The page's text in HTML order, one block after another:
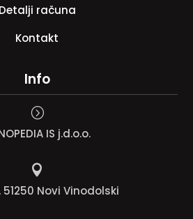
Detalji računa
Kontakt
Info
=
IS j.d.o.o.

51250 Novi Vinodolski